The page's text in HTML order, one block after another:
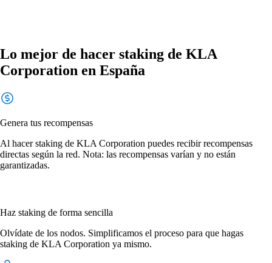
Lo mejor de hacer staking de KLA
Corporation en España
Genera tus recompensas
Al hacer staking de KLA Corporation puedes recibir recompensas
directas según la red. Nota: las recompensas varían y no están
garantizadas.
Haz staking de forma sencilla
Olvídate de los nodos. Simplificamos el proceso para que hagas
staking de KLA Corporation ya mismo.